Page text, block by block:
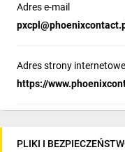
Adres e-mail
Adres strony
https://
PLIKI I